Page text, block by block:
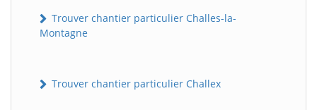
Trouver chantier particulier Challes-la-
Montagne
Trouver chantier particulier Challex